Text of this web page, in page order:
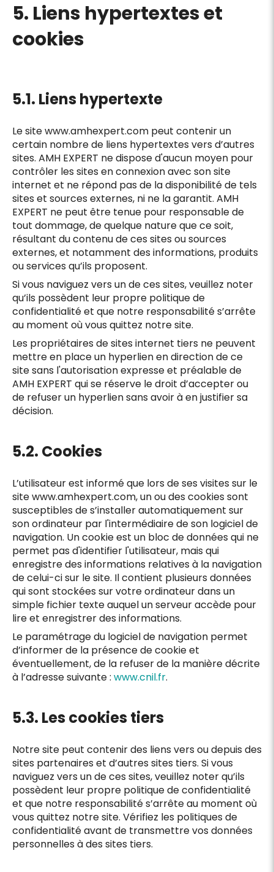
5. Liens hypertextes et
cookies
5.1. Liens hypertexte
Le site www.amhexpert.com peut contenir un
certain nombre de liens hypertextes vers d’autres
sites. AMH EXPERT ne dispose d'aucun moyen pour
contrôler les sites en connexion avec son site
internet et ne répond pas de la disponibilité de tels
sites et sources externes, ni ne la garantit. AMH
EXPERT ne peut être tenue pour responsable de
tout dommage, de quelque nature que ce soit,
résultant du contenu de ces sites ou sources
externes, et notamment des informations, produits
ou services qu’ils proposent.
Si vous naviguez vers un de ces sites, veuillez noter
qu’ils possèdent leur propre politique de
confidentialité et que notre responsabilité s’arrête
au moment où vous quittez notre site.
Les propriétaires de sites internet tiers ne peuvent
mettre en place un hyperlien en direction de ce
site sans l'autorisation expresse et préalable de
AMH EXPERT qui se réserve le droit d’accepter ou
de refuser un hyperlien sans avoir à en justifier sa
décision.
5.2. Cookies
L’utilisateur est informé que lors de ses visites sur le
site www.amhexpert.com, un ou des cookies sont
susceptibles de s’installer automatiquement sur
son ordinateur par l'intermédiaire de son logiciel de
navigation. Un cookie est un bloc de données qui ne
permet pas d'identifier l'utilisateur, mais qui
enregistre des informations relatives à la navigation
de celui-ci sur le site. Il contient plusieurs données
qui sont stockées sur votre ordinateur dans un
simple fichier texte auquel un serveur accède pour
lire et enregistrer des informations.
Le paramétrage du logiciel de navigation permet
d’informer de la présence de cookie et
éventuellement, de la refuser de la manière décrite
à l’adresse suivante : www.cnil.fr.
5.3. Les cookies tiers
Notre site peut contenir des liens vers ou depuis des
sites partenaires et d’autres sites tiers. Si vous
naviguez vers un de ces sites, veuillez noter qu’ils
possèdent leur propre politique de confidentialité
et que notre responsabilité s’arrête au moment où
vous quittez notre site. Vérifiez les politiques de
confidentialité avant de transmettre vos données
personnelles à des sites tiers.